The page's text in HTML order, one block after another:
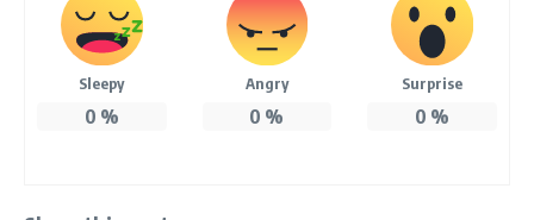
Sleepy
0 %
Angry
0 %
Surprise
0 %